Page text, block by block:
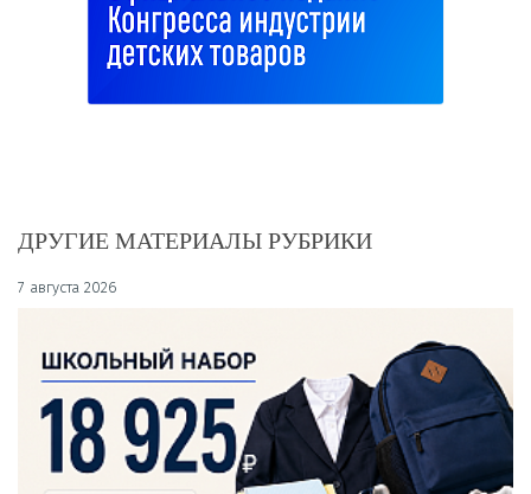
ДРУГИЕ МАТЕРИАЛЫ РУБРИКИ
7 августа 2026